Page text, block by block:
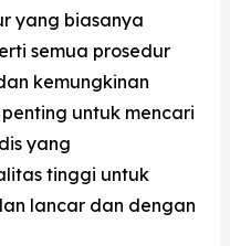
yang biasanya
semua prosedur
kemungkinan
untuk mencari
yang
tinggi untuk
lancar dan dengan